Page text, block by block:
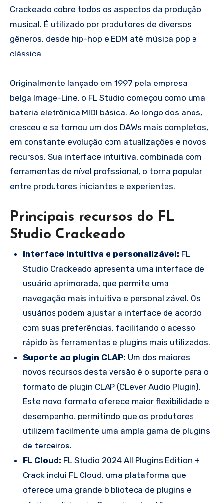
Crackeado cobre todos os aspectos da produção
musical. É utilizado por produtores de diversos
gêneros, desde hip-hop e EDM até música pop e
clássica.
Originalmente lançado em 1997 pela empresa
belga Image-Line, o FL Studio começou como uma
bateria eletrônica MIDI básica. Ao longo dos anos,
cresceu e se tornou um dos DAWs mais completos,
em constante evolução com atualizações e novos
recursos. Sua interface intuitiva, combinada com
ferramentas de nível profissional, o torna popular
entre produtores iniciantes e experientes.
Principais recursos do FL
Studio Crackeado
Interface intuitiva e personalizável: FL
Studio Crackeado apresenta uma interface de
usuário aprimorada, que permite uma
navegação mais intuitiva e personalizável. Os
usuários podem ajustar a interface de acordo
com suas preferências, facilitando o acesso
rápido às ferramentas e plugins mais utilizados.
Suporte ao plugin CLAP: Um dos maiores
novos recursos desta versão é o suporte para o
formato de plugin CLAP (CLever Audio Plugin).
Este novo formato oferece maior flexibilidade e
desempenho, permitindo que os produtores
utilizem facilmente uma ampla gama de plugins
de terceiros.
FL Cloud: FL Studio 2024 All Plugins Edition +
Crack inclui FL Cloud, uma plataforma que
oferece uma grande biblioteca de plugins e